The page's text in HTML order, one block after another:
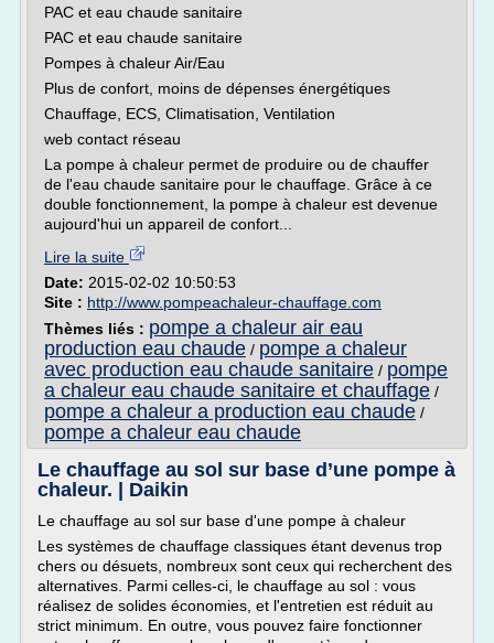
PAC et eau chaude sanitaire
PAC et eau chaude sanitaire
Pompes à chaleur Air/Eau
Plus de confort, moins de dépenses énergétiques
Chauffage, ECS, Climatisation, Ventilation
web contact réseau
La pompe à chaleur permet de produire ou de chauffer
de l'eau chaude sanitaire pour le chauffage. Grâce à ce
double fonctionnement, la pompe à chaleur est devenue
aujourd'hui un appareil de confort...
Lire la suite
Date: 2015-02-02 10:50:53
Site : http://www.pompeachaleur-chauffage.com
Thèmes liés : pompe a chaleur air eau
production eau chaude / pompe a chaleur
avec production eau chaude sanitaire / pompe
a chaleur eau chaude sanitaire et chauffage /
pompe a chaleur a production eau chaude /
pompe a chaleur eau chaude
Le chauffage au sol sur base d’une pompe à
chaleur. | Daikin
Le chauffage au sol sur base d'une pompe à chaleur
Les systèmes de chauffage classiques étant devenus trop
chers ou désuets, nombreux sont ceux qui recherchent des
alternatives. Parmi celles-ci, le chauffage au sol : vous
réalisez de solides économies, et l'entretien est réduit au
strict minimum. En outre, vous pouvez faire fonctionner